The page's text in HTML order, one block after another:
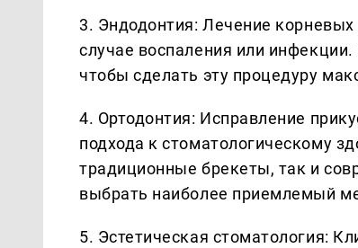
3. Эндодонтия: Лечение
случае воспаления или
чтобы сделать эту процедуру
4. Ортодонтия: Исправление
подхода к стоматологическому
традиционные брекеты, так и
выбрать наиболее приемлемый
5. Эстетическая стоматология: